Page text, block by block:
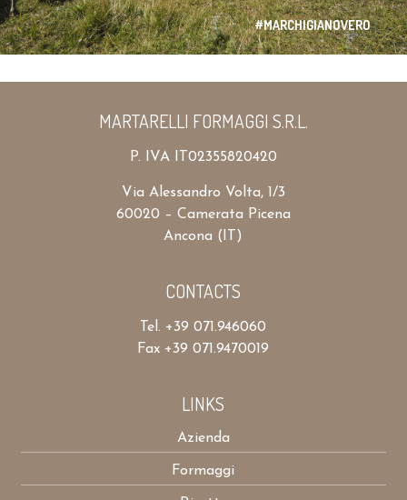
#MARCHIGIANOVERO
MARTARELLI FORMAGGI S.R.L.
P. IVA IT02355820420
Via Alessandro Volta, 1/3
60020 – Camerata Picena
Ancona (IT)
CONTACTS
Tel. +39 071.946060
Fax +39 071.9470019
LINKS
Azienda
Formaggi